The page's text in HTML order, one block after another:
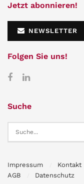
Jetzt abonnieren!
NEWSLETTER
Folgen Sie uns!
Suche
Impressum Kontakt
AGB
Datenschutz